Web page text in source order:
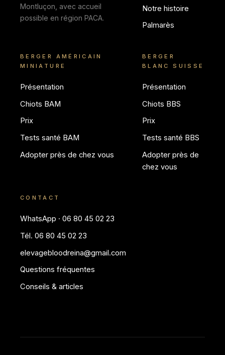
Montluçon, avec accueil
possible en région PACA.
Notre histoire
Palmarès
BERGER AMÉRICAIN
MINIATURE
Présentation
Chiots BAM
Prix
Tests santé BAM
Adopter près de chez vous
BERGER
BLANC SUISSE
Présentation
Chiots BBS
Prix
Tests santé BBS
Adopter près de
chez vous
CONTACT
WhatsApp · 06 80 45 02 23
Tél. 06 80 45 02 23
elevagebloodreina@gmail.com
Questions fréquentes
Conseils & articles